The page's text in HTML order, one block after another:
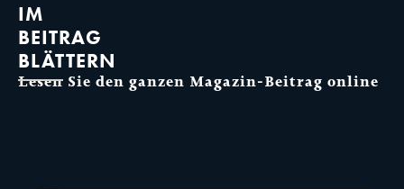
IM
BEITRAG
BLÄTTERN
Lesen Sie den ganzen Magazin-Beitrag online